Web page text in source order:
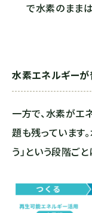
で水素のまま
水素エネルギー
一方で、水素がエ
題も残っています。
う」という段階ご